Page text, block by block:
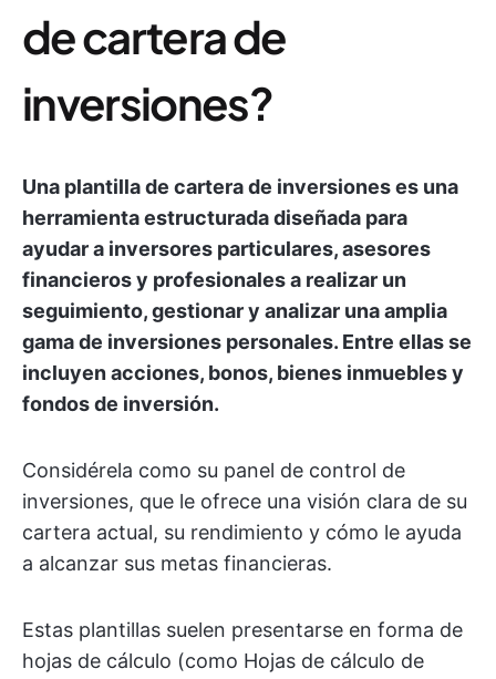
de cartera de
inversiones?
Una plantilla de cartera de inversiones es una
herramienta estructurada diseñada para
ayudar a inversores particulares, asesores
financieros y profesionales a realizar un
seguimiento, gestionar y analizar una amplia
gama de inversiones personales. Entre ellas se
incluyen acciones, bonos, bienes inmuebles y
fondos de inversión.
Considérela como su panel de control de
inversiones, que le ofrece una visión clara de su
cartera actual, su rendimiento y cómo le ayuda
a alcanzar sus metas financieras.
Estas plantillas suelen presentarse en forma de
hojas de cálculo (como Hojas de cálculo de